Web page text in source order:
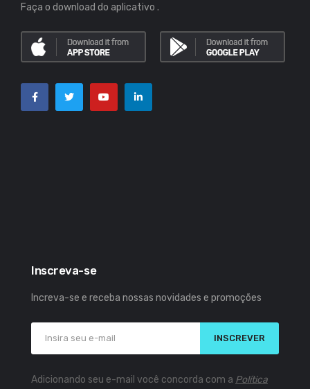
Faça o download do aplicativo .
Inscreva-se
Increva-se e receba nossas novidades e promoções
INSCREVER
Adicionando seu e-mail você concorda com a Política